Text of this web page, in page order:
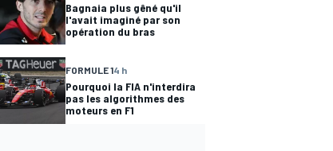
Bagnaia plus gêné qu'il
l'avait imaginé par son
opération du bras
FORMULE 14 h
Pourquoi la FIA n'interdira
pas les algorithmes des
moteurs en F1